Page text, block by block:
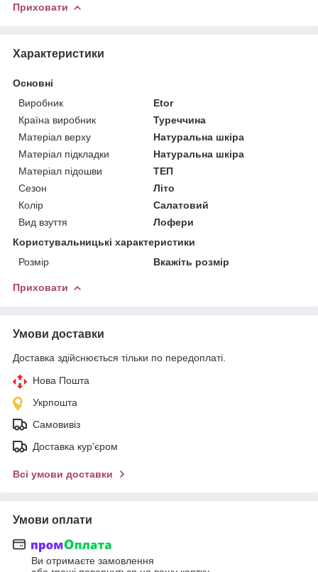
Приховати
Характеристики
Основні
Виробник
Etor
Країна виробник
Туреччина
Матеріал верху
Натуральна шкіра
Матеріал підкладки
Натуральна шкіра
Матеріал підошви
ТЕП
Сезон
Літо
Колір
Салатовий
Вид взуття
Лофери
Користувальницькі характеристики
Розмір
Вкажіть розмір
Приховати
Умови доставки
Доставка здійснюється тільки по передоплаті.
Нова Пошта
Укрпошта
Самовивіз
Доставка кур'єром
Всі умови доставки
Умови оплати
Ви отримаєте замовлення